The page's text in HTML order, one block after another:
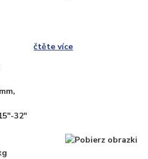
čtěte více
32"